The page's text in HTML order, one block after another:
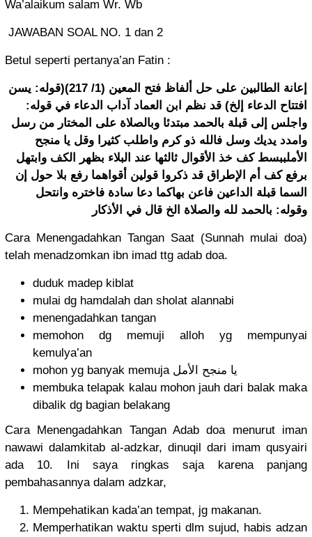
Wa’alaikum salam Wr. Wb
JAWABAN SOAL NO. 1 dan 2
Betul seperti pertanya’an Fatin :
إعانة الطالبين على حل ألفاظ فتح المعين (1/ 217)(قوله: يسن
افتتاح الدعاء إلخ) قد نظم ابن العماد آداب الدعاء في قوله:
واجلس إلى قبلة بالحمد مبتدئا وبالصلاة على المختار من رسل
وامدد يديك وسل فالله ذو كرم واطلب كثيرا وقل يا منجح
الأملببسط كف خذ الأقوال ثالثها عند البلاء بظهر الكف وابتهل
برفع كف أم الإطراق قد ذكروا قولين أقواهما رفع بلا حول إن
السما قبلة الداعين فاعن بهاكما دعا سادة فاختره وانتحل
وقوله: بالحمد لله والصلاة الخ قال في الأذكار
Cara Menengadahkan Tangan Saat (Sunnah mulai doa)
telah menadzomkan ibn imad ttg adab doa.
duduk madep kiblat
mulai dg hamdalah dan sholat alannabi
menengadahkan tangan
memohon dg memuji alloh yg mempunyai
kemulya’an
mohon yg banyak memuja يا منجح الأمل
membuka telapak kalau mohon jauh dari balak maka
dibalik dg bagian belakang
Cara Menengadahkan Tangan Adab doa menurut iman
nawawi dalamkitab al-adzkar, dinuqil dari imam qusyairi
ada 10. Ini saya ringkas saja karena panjang
pembahasannya dalam adzkar,
Mempehatikan kada’an tempat, jg makanan.
Memperhatikan waktu sperti dlm sujud, habis adzan